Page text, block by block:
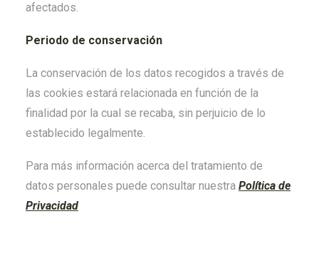
afectados.
Periodo de conservación
La conservación de los datos recogidos a través de
las cookies estará relacionada en función de la
finalidad por la cual se recaba, sin perjuicio de lo
establecido legalmente.
Para más información acerca del tratamiento de
datos personales puede consultar nuestra Política de
Privacidad